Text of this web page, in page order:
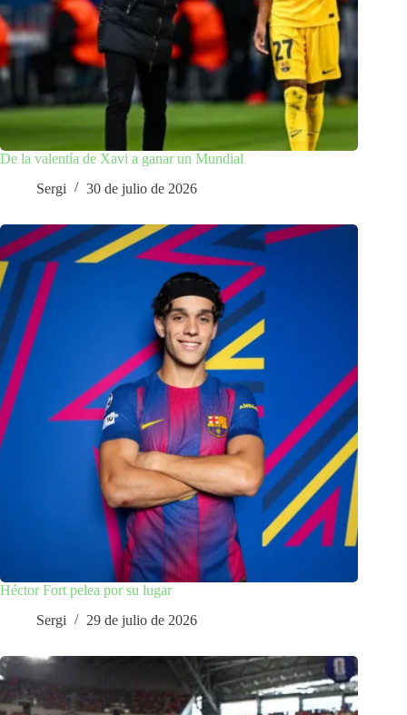
De la valentía de Xavi a ganar un Mundial
Sergi
30 de julio de 2026
Héctor Fort pelea por su lugar
Sergi
29 de julio de 2026